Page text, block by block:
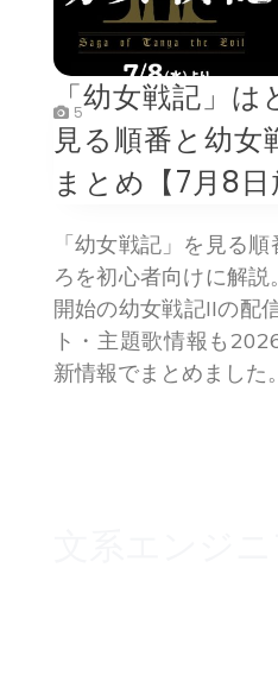
5
「幼女戦記」は
見る順番と幼女
まとめ【7月8日
「幼女戦記」を見る
ろを初心者向けに解
開始の幼女戦記IIの配
ト・主題歌情報も
新情報でまとめました。